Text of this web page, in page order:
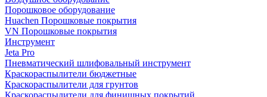
Порошковое оборудование
Huachen Порошковые покрытия
VN Порошковые покрытия
Инструмент
Jeta Pro
Пневматический шлифовальный инструмент
Краскораспылители бюджетные
Краскораспылители для грунтов
Краскораспылители для финишных покрытий